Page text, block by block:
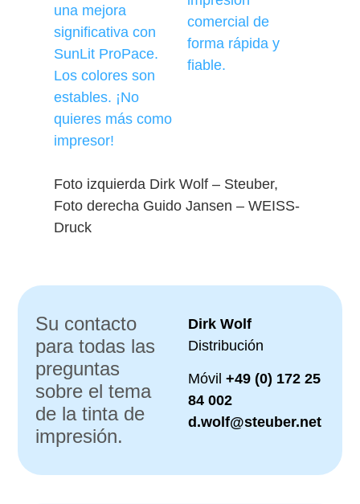
una mejora
significativa con
SunLit ProPace.
Los colores son
estables. ¡No
quieres más como
impresor!
comercial de
forma rápida y
fiable.
Foto izquierda Dirk Wolf – Steuber,
Foto derecha Guido Jansen – WEISS-
Druck
Su contacto
para todas las
preguntas
sobre el tema
de la tinta de
impresión.
Dirk Wolf
Distribución
Móvil +49 (0) 172 25
84 002
d.wolf@steuber.net